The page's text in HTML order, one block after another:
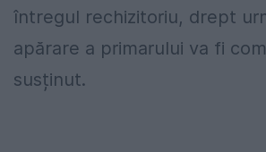
întregul rechizitoriu, drept
apărare a primarului va fi
susținut.